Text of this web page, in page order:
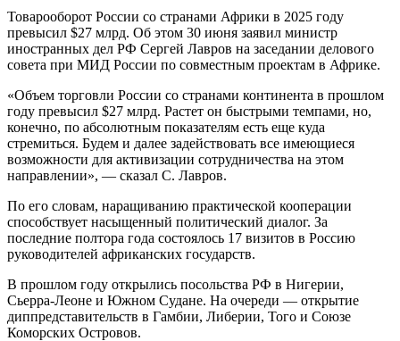
Товарооборот России со странами Африки в 2025 году
превысил $27 млрд. Об этом 30 июня заявил министр
иностранных дел РФ Сергей Лавров на заседании делового
совета при МИД России по совместным проектам в Африке.
«Объем торговли России со странами континента в прошлом
году превысил $27 млрд. Растет он быстрыми темпами, но,
конечно, по абсолютным показателям есть еще куда
стремиться. Будем и далее задействовать все имеющиеся
возможности для активизации сотрудничества на этом
направлении», — сказал С. Лавров.
По его словам, наращиванию практической кооперации
способствует насыщенный политический диалог. За
последние полтора года состоялось 17 визитов в Россию
руководителей африканских государств.
В прошлом году открылись посольства РФ в Нигерии,
Сьерра-Леоне и Южном Судане. На очереди — открытие
диппредставительств в Гамбии, Либерии, Того и Союзе
Коморских Островов.